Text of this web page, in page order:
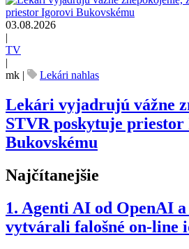
03.08.2026
|
TV
|
mk | Lekári nahlas
Lekári vyjadrujú vážne
STVR poskytuje
Bukovskému
Najčítanejšie
1. Agenti AI od OpenAI
vytvárali falošné on-line